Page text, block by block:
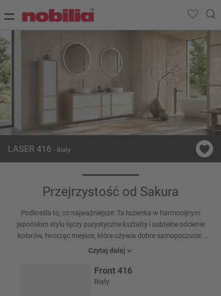
LASER 416 - Biały
Przejrzystość od Sakura
Podkreśla to, co najważniejsze: Ta łazienka w harmonijnym
japońskim stylu łączy purystyczne kształty i subtelne odcienie
kolorów, tworząc miejsce, które ożywia dobre samopoczucie.
Biały front w połączeniu z ciepłymi elementami w kolorze dębu
kolorze brązu i doskonale dopasowane akcesoria tworzą
wyrafinowane akcenty - powierzchnie o autentycznym
Czytaj dalej
Front 416
Biały